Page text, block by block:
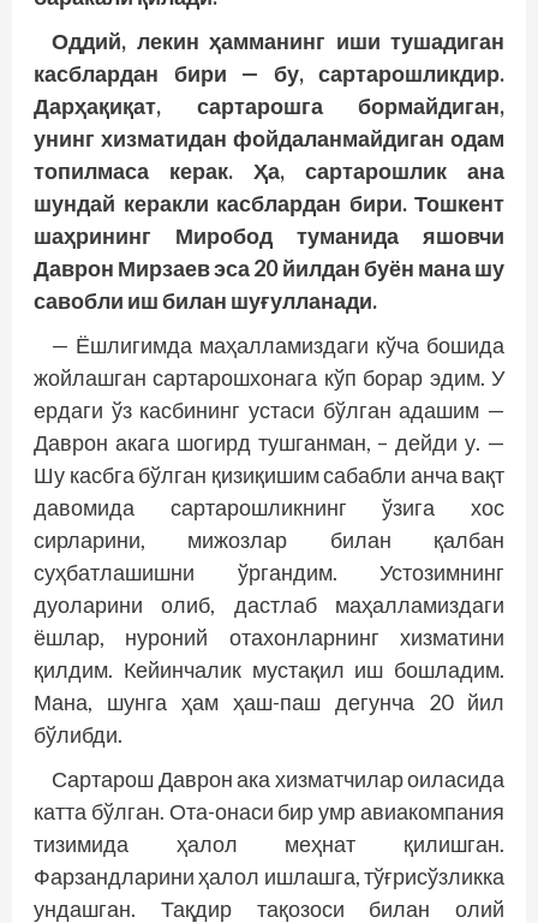
Оддий, лекин ҳамманинг иши тушадиган
касблардан бири — бу, сартарошликдир.
Дарҳақиқат, сартарошга бормайдиган,
унинг хизматидан фойдаланмайдиган одам
топилмаса керак. Ҳа, сартарошлик ана
шундай керакли касблардан бири. Тошкент
шаҳрининг Миробод туманида яшовчи
Даврон Мирзаев эса 20 йилдан буён мана шу
савобли иш билан шуғулланади.
— Ёшлигимда маҳалламиздаги кўча бошида
жойлашган сартарошхонага кўп борар эдим. У
ердаги ўз касбининг устаси бўлган адашим —
Даврон акага шогирд тушганман, – дейди у. —
Шу касбга бўлган қизиқишим сабабли анча вақт
давомида сартарошликнинг ўзига хос
сирларини, мижозлар билан қалбан
суҳбатлашишни ўргандим. Устозимнинг
дуоларини олиб, дастлаб маҳалламиздаги
ёшлар, нуроний отахонларнинг хизматини
қилдим. Кейинчалик мустақил иш бошладим.
Мана, шунга ҳам ҳаш-паш дегунча 20 йил
бўлибди.
Сартарош Даврон ака хизматчилар оиласида
катта бўлган. Ота-онаси бир умр авиакомпания
тизимида ҳалол меҳнат қилишган.
Фарзандларини ҳалол ишлашга, тўғрисўзликка
ундашган. Тақдир тақозоси билан олий